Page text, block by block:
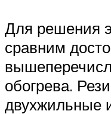
Для решения
сравним
обогрева.
двухжильные